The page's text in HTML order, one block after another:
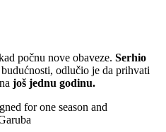
počnu nove obaveze. Serhio
odlučio je da prihvati
još jednu godinu.
for one season and